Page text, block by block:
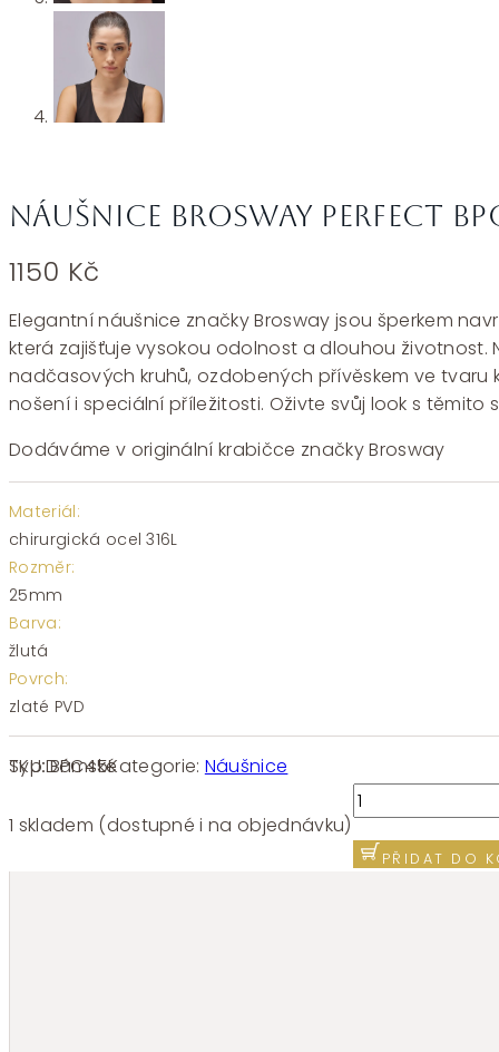
Náušnice Brosway Perfect
1150 Kč
Elegantní náušnice značky Brosway jsou šperkem
která zajišťuje vysokou odolnost a dlouhou
nadčasových kruhů, ozdobených přívěskem ve
nošení i speciální příležitosti. Oživte svůj look s
Dodáváme v originální krabičce značky Brosway
Materiál:
chirurgická ocel 316L
Rozměr:
25mm
Barva:
žlutá
Povrch:
zlaté PVD
SKU:BPC45Kategorie: Náušnice
Typ:Dámské
1 skladem (dostupné i na objednávku)
Náušnice
Brosway
Perfect
BPC45
PŘIDAT DO